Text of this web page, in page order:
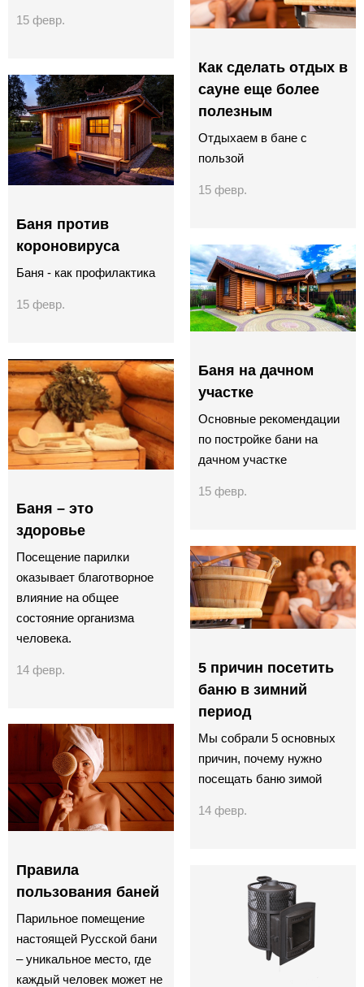
15 февр.
Как сделать отдых в
сауне еще более
полезным
Отдыхаем в бане с
пользой
15 февр.
Баня против
короновируса
Баня - как профилактика
15 февр.
Баня на дачном
участке
Основные рекомендации
по постройке бани на
дачном участке
15 февр.
Баня – это
здоровье
Посещение парилки
оказывает благотворное
влияние на общее
состояние организма
человека.
14 февр.
5 причин посетить
баню в зимний
период
Мы собрали 5 основных
причин, почему нужно
посещать баню зимой
14 февр.
Правила
пользования баней
Парильное помещение
настоящей Русской бани
– уникальное место, где
каждый человек может не